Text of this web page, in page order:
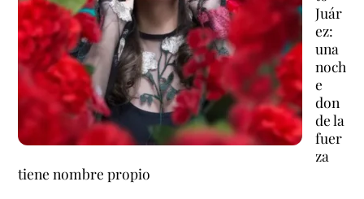
Juár
ez:
una
noch
e
don
de la
fuer
za
tiene nombre propio